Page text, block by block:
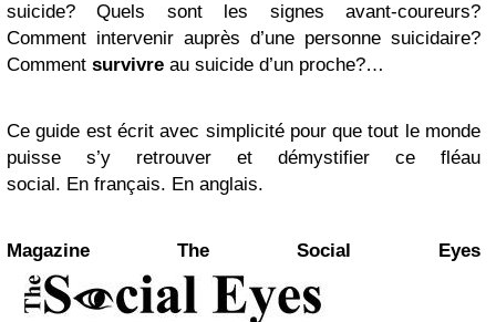
suicide? Quels sont les signes avant-coureurs?
Comment intervenir auprès d’une personne suicidaire?
Comment survivre au suicide d’un proche?…
Ce guide est écrit avec simplicité pour que tout le monde
puisse s’y retrouver et démystifier ce fléau
social. En français. En anglais.
Magazine The Social Eyes